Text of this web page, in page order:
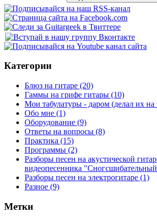
Категории
Блюз на гитаре (20)
Гаммы на грифе гитары (10)
Мои табулатуры - даром (делал их на
Обо мне (1)
Оборудование (9)
Ответы на вопросы (8)
Практика (15)
Программы (2)
Разборы песен на акустической
видеопесенника "Сногсшибательный
Разборы песен на электрогитаре (1)
Разное (9)
Метки